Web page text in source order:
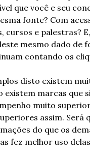
que você e seu
fonte? Com
cursos e palestras?
mesmo dado de
contando os
disto existem
existem marcas que
muito
assim. Será
do que os
fez melhor uso